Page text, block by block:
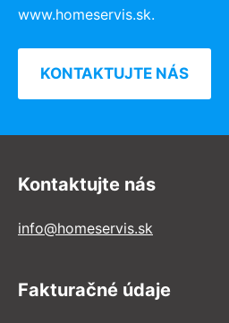
www.homeservis.sk.
KONTAKTUJTE NÁS
Kontaktujte nás
info@homeservis.sk
Fakturačné údaje